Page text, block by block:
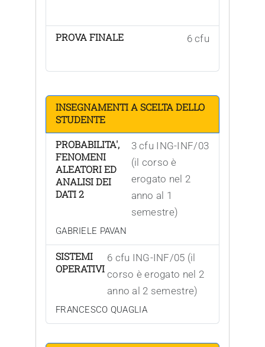
PROVA FINALE 6 cfu
INSEGNAMENTI A SCELTA DELLO
STUDENTE
PROBABILITA',
FENOMENI
ALEATORI ED
ANALISI DEI
DATI 2
3 cfu ING-INF/03
(il corso è
erogato nel 2
anno al 1
semestre)
GABRIELE PAVAN
SISTEMI
OPERATIVI
6 cfu ING-INF/05 (il
corso è erogato nel 2
anno al 2 semestre)
FRANCESCO QUAGLIA